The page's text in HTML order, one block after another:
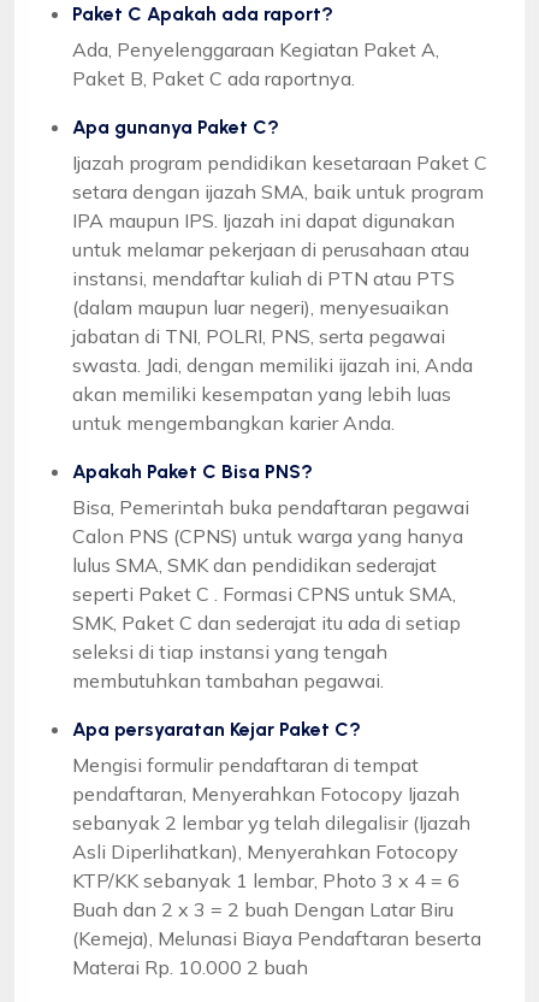
Paket C Apakah ada raport?
Ada, Penyelenggaraan Kegiatan Paket A,
Paket B, Paket C ada raportnya.
Apa gunanya Paket C?
Ijazah program pendidikan kesetaraan Paket C
setara dengan ijazah SMA, baik untuk program
IPA maupun IPS. Ijazah ini dapat digunakan
untuk melamar pekerjaan di perusahaan atau
instansi, mendaftar kuliah di PTN atau PTS
(dalam maupun luar negeri), menyesuaikan
jabatan di TNI, POLRI, PNS, serta pegawai
swasta. Jadi, dengan memiliki ijazah ini, Anda
akan memiliki kesempatan yang lebih luas
untuk mengembangkan karier Anda.
Apakah Paket C Bisa PNS?
Bisa, Pemerintah buka pendaftaran pegawai
Calon PNS (CPNS) untuk warga yang hanya
lulus SMA, SMK dan pendidikan sederajat
seperti Paket C . Formasi CPNS untuk SMA,
SMK, Paket C dan sederajat itu ada di setiap
seleksi di tiap instansi yang tengah
membutuhkan tambahan pegawai.
Apa persyaratan Kejar Paket C?
Mengisi formulir pendaftaran di tempat
pendaftaran, Menyerahkan Fotocopy Ijazah
sebanyak 2 lembar yg telah dilegalisir (Ijazah
Asli Diperlihatkan), Menyerahkan Fotocopy
KTP/KK sebanyak 1 lembar, Photo 3 x 4 = 6
Buah dan 2 x 3 = 2 buah Dengan Latar Biru
(Kemeja), Melunasi Biaya Pendaftaran beserta
Materai Rp. 10.000 2 buah